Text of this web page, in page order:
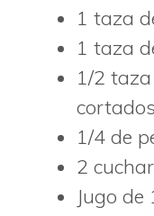
1 taza
1 taza
1/2
1/4 de
2
Jugo de